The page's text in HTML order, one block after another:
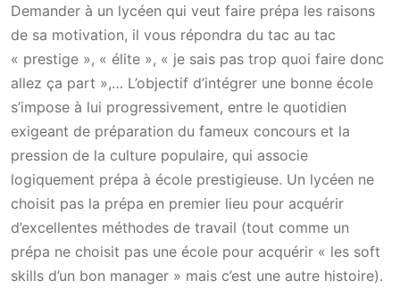
Demander à un lycéen qui veut faire prépa les raisons
de sa motivation, il vous répondra du tac au tac
« prestige », « élite », « je sais pas trop quoi faire donc
allez ça part »,… L’objectif d’intégrer une bonne école
s’impose à lui progressivement, entre le quotidien
exigeant de préparation du fameux concours et la
pression de la culture populaire, qui associe
logiquement prépa à école prestigieuse. Un lycéen ne
choisit pas la prépa en premier lieu pour acquérir
d’excellentes méthodes de travail (tout comme un
prépa ne choisit pas une école pour acquérir « les soft
skills d’un bon manager » mais c’est une autre histoire).